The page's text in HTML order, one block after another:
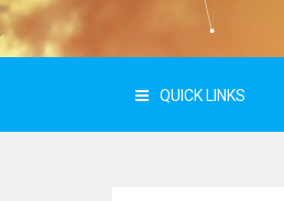
QUICK LINKS